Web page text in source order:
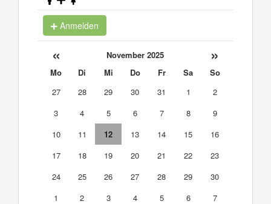
Anmelden
« November 2025 »
Mo Di Mi Do Fr Sa
So
27
28 29 30 31 1
2
3
4 5 6 7 8
9
10
11 12 13 14 15
16
17
18 19 20 21 22
23
24
25 26 27 28 29
30
1
2 3 4 5 6 7